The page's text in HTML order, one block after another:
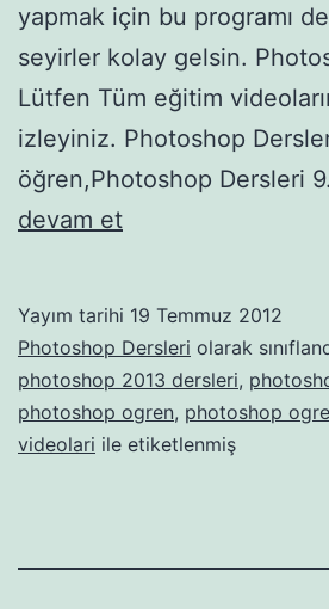
yapmak için bu programı
seyirler kolay gelsin.
Lütfen Tüm eğitim
izleyiniz. Photoshop
öğren,Photoshop Dersleri
devam etPhotoshop
Yayım tarihi 19 Temmuz 2012
Photoshop Dersleri olarak
photoshop 2013 dersleri,
photoshop ogren, photoshop
videolari ile etiketlenmiş